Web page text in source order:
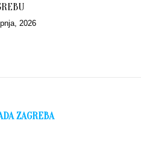
2026
ZAGREBA